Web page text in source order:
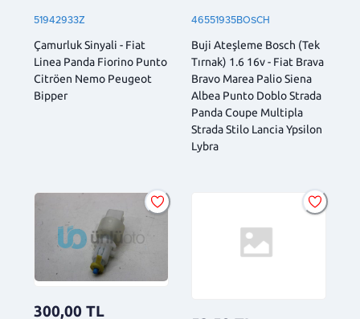
51942933Z
Çamurluk Sinyali - Fiat
Linea Panda Fiorino Punto
Citröen Nemo Peugeot
Bipper
46551935BOSCH
Buji Ateşleme Bosch (Tek
Tırnak) 1.6 16v - Fiat Brava
Bravo Marea Palio Siena
Albea Punto Doblo Strada
Panda Coupe Multipla
Strada Stilo Lancia Ypsilon
Lybra
300,00 TL